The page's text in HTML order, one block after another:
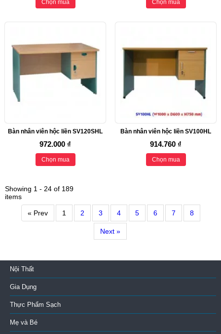
Chọn mua Chọn mua
Bàn nhân viên hộc liền SV120SHL
972.000 ₫
Chọn mua
Bàn nhân viên hộc liền SV100HL
914.760 ₫
Chọn mua
Showing 1 - 24 of 189
items
« Prev 1 2 3 4 5 6 7 8
Next »
Nội Thất
Gia Dụng
Thực Phẩm Sạch
Mẹ và Bé